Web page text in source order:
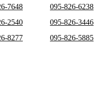
7648 095-826-6238
2540 095-826-3446
8277 095-826-5885